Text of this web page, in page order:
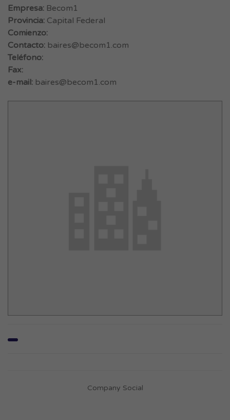
Empresa: Becom1
Provincia: Capital Federal
Comienzo:
Contacto: baires@becom1.com
Teléfono:
Fax:
e-mail: baires@becom1.com
Company Social